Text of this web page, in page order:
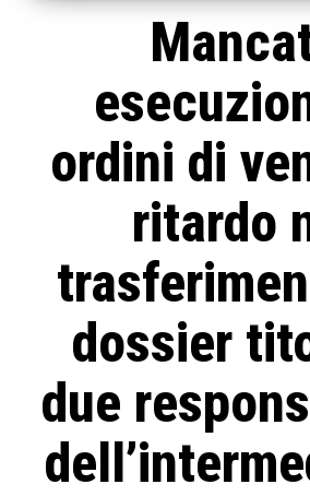
ordini di
ritardo
dossier
due